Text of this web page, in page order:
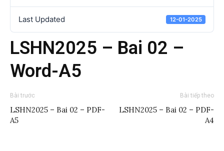
Last Updated 12-01-2025
LSHN2025 – Bai 02 –
Word-A5
Bài trước
LSHN2025 – Bai 02 – PDF-
A5
Bài tiếp theo
LSHN2025 – Bai 02 – PDF-
A4